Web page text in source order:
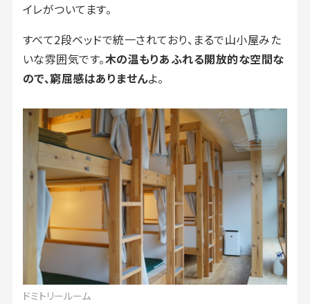
イレがついてます。
すべて2段ベッドで統一されており、まるで山小屋みた
いな雰囲気です。木の温もりあふれる開放的な空間な
ので、窮屈感はありませんよ。
ドミトリールーム